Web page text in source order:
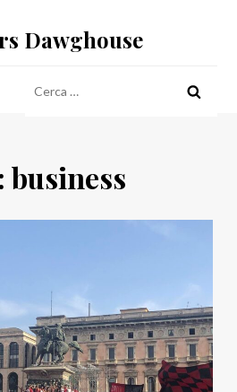
Dawghouse
per:
business